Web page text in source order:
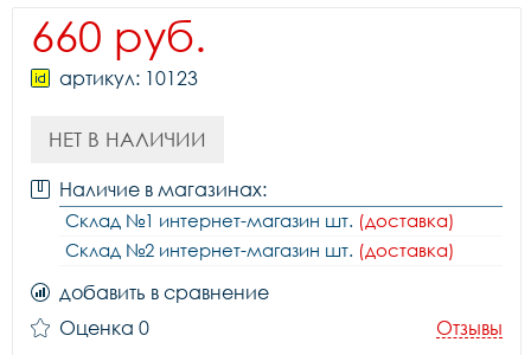
660 руб.
артикул: 10123
НЕТ В НАЛИЧИИ
Наличие в магазинах:
Склад №1 интернет-магазин шт. (доставка)
Склад №2 интернет-магазин шт. (доставка)
добавить в сравнение
Оценка 0
Отзывы